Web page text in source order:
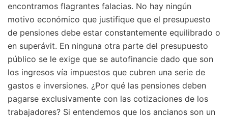
encontramos flagrantes falacias. No hay ningún
motivo económico que justifique que el presupuesto
de pensiones debe estar constantemente equilibrado o
en superávit. En ninguna otra parte del presupuesto
público se le exige que se autofinancie dado que son
los ingresos vía impuestos que cubren una serie de
gastos e inversiones. ¿Por qué las pensiones deben
pagarse exclusivamente con las cotizaciones de los
trabajadores? Si entendemos que los ancianos son un